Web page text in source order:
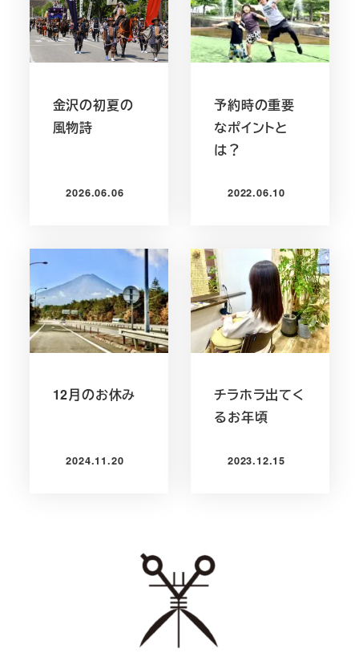
金沢の初夏の
風物詩
投稿日
2026.06.06
予約時の重要
なポイントと
は？
投稿日
2022.06.10
12月のお休み
投稿日
2024.11.20
チラホラ出てく
るお年頃
投稿日
2023.12.15